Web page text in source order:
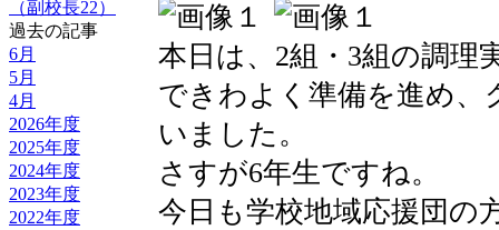
（副校長22）
過去の記事
6月
5月
4月
2026年度
2025年度
2024年度
2023年度
2022年度
本日は、2組・3組の調理
できわよく準備を進め、
いました。
さすが6年生ですね。
今日も学校地域応援団の